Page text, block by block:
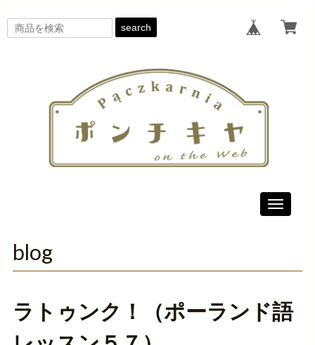
search
Toggle
blog
ラトゥンク！（ポーランド語